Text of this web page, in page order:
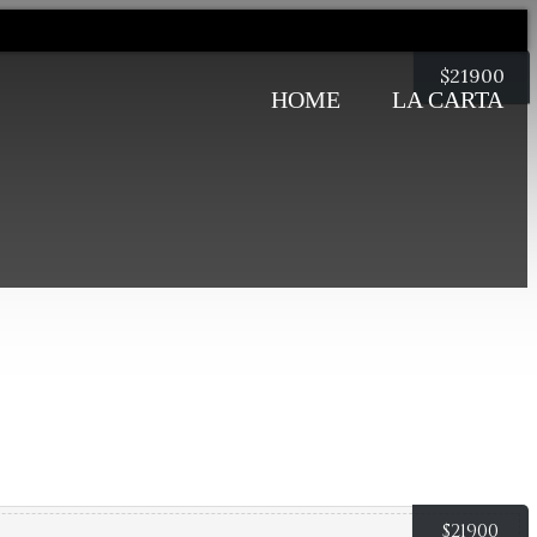
HOME LA CARTA
$21900
$21900